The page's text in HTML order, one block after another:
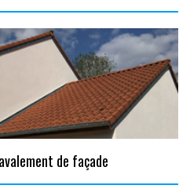
de façade